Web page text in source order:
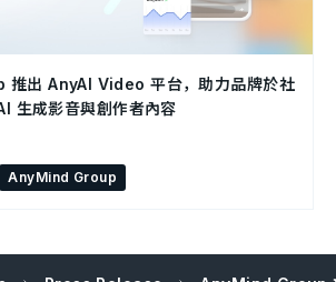
出 AnyAI Video 平台，助力品牌於社
生成影音與創作者內容
AnyMind Group